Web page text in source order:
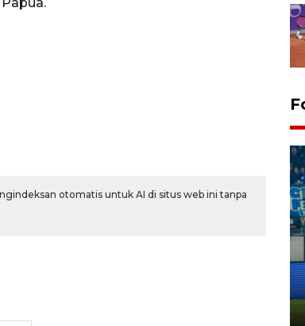
otomatis untuk AI di situs web ini tanpa